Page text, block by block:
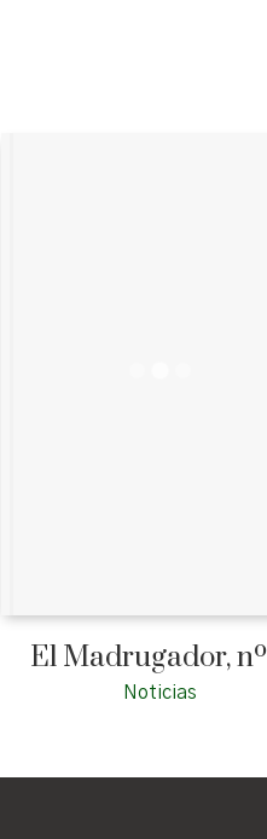
El Madrugador,
Noticias